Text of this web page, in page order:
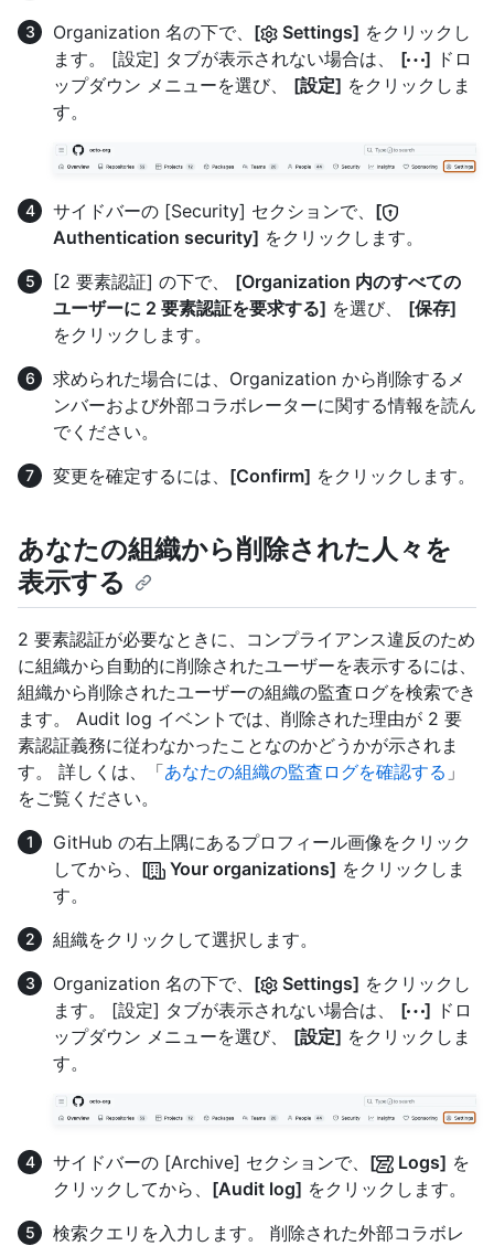
Organization 名の下で、 [ Settings] をクリックし
ます。 [設定] タブが表示されない場合は、 [ ] ドロ
ップダウン メニューを選び、 [設定] をクリックしま
す。
サイドバーの [Security] セクションで、 [
Authentication security] をクリックします。
[2 要素認証] の下で、 [Organization 内のすべての
ユーザーに 2 要素認証を要求する] を選び、 [保存]
をクリックします。
求められた場合には、Organization から削除するメ
ンバーおよび外部コラボレーターに関する情報を読ん
でください。
変更を確定するには、 [Confirm] をクリックします。
あなたの組織から削除された人々を
表示する
2 要素認証が必要なときに、コンプライアンス違反のため
に組織から自動的に削除されたユーザーを表示するには、
組織から削除されたユーザーの組織の監査ログを検索でき
ます。 Audit log イベントでは、削除された理由が 2 要
素認証義務に従わなかったことなのかどうかが示されま
す。 詳しくは、「あなたの組織の監査ログを確認する 」
をご覧ください。
GitHub の右上隅にあるプロフィール画像をクリック
してから、 [ Your organizations] をクリックしま
す。
組織をクリックして選択します。
Organization 名の下で、 [ Settings] をクリックし
ます。 [設定] タブが表示されない場合は、 [ ] ドロ
ップダウン メニューを選び、 [設定] をクリックしま
す。
サイドバーの [Archive] セクションで、 [ Logs] を
クリックしてから、 [Audit log] をクリックします。
検索クエリを入力します。 削除された外部コラボレ